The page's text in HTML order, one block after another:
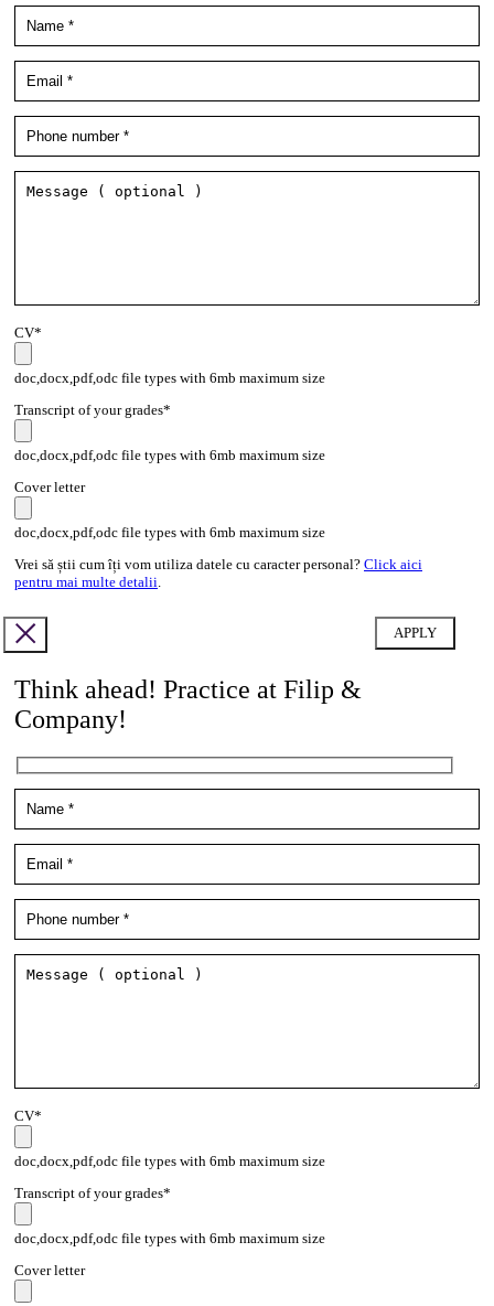
CV*
doc,docx,pdf,odc file types with 6mb maximum size
Transcript of your grades*
doc,docx,pdf,odc file types with 6mb maximum size
Cover letter
doc,docx,pdf,odc file types with 6mb maximum size
Vrei să știi cum îți vom utiliza datele cu caracter personal? Click aici
pentru mai multe detalii
Think ahead! Practice at Filip &
Company!
CV*
doc,docx,pdf,odc file types with 6mb maximum size
Transcript of your grades*
doc,docx,pdf,odc file types with 6mb maximum size
Cover letter